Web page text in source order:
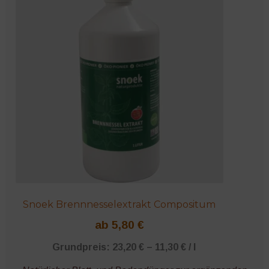
Snoek Brennnesselextrakt Compositum
ab 5,80 €
Grundpreis: 23,20€ – 11,30€ /